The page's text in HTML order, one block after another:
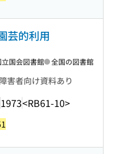
芸的利用
障害者向け資料あり
1973<RB61-10>
立国会図書館 全国の図書館